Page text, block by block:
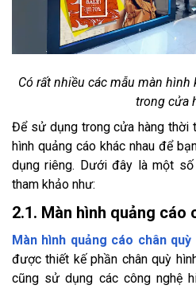
Có rất nhiều các mẫu màn
trong cửa
Để sử dụng trong cửa hàng thời
hình quảng cáo khác nhau để
dụng riêng. Dưới đây là một
tham khảo như:
2.1. Màn hình quảng cáo
Màn hình quảng cáo chân quỳ
được thiết kế phần chân quỳ
cũng sử dụng các công nghệ